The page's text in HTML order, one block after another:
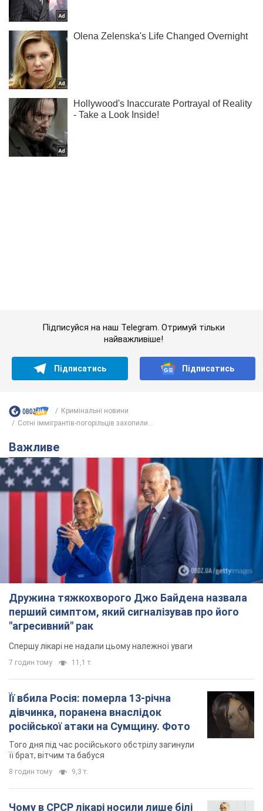
Дружина тяжкохворого Джо Байдена назвала
перший симптом, який сигналізував про його
"агресивний" рак
Спершу лікарі не надали цьому належної уваги
11,1 т.
Її вбила Росія: померла 13-річна
дівчинка, поранена внаслідок
російської атаки на Сумщину. Фото
Того дня під час російського обстрілу загинули
її брат, вітчим та бабуся
8 годин тому 9,3 т.
халати
сенс
7 годин тому 3,4 т.